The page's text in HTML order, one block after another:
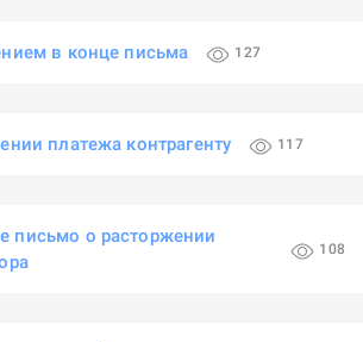
в конце письма 127
платежа контрагенту 117
письмо о расторжении
108